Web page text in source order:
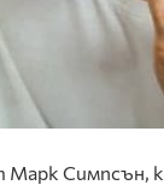
Марк